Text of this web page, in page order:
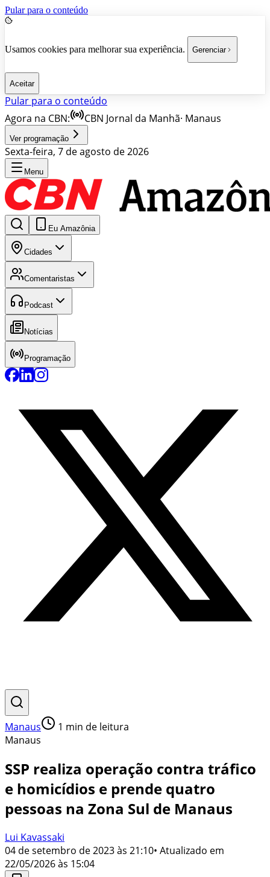
Pular para o conteúdo
Usamos cookies para melhorar sua experiência. Gerenciar
Aceitar
Pular para o conteúdo
Agora na CBN:
CBN Jornal da Manhã· Manaus
Ver programação
Sexta-feira, 7 de agosto de 2026
Menu
Eu Amazônia
Cidades
Comentaristas
Podcast
Notícias
Programação
Manaus 1 min de leitura
Manaus
SSP realiza operação contra tráfico
e homicídios e prende quatro
pessoas na Zona Sul de Manaus
Lui Kavassaki
04 de setembro de 2023 às 21:10• Atualizado em
22/05/2026 às 15:04